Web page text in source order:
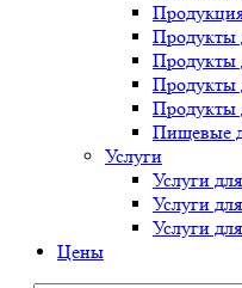
Продукты
Продукты
Продукты
Продукты
Пищевые
Услуги
Услуги
Услуги
Услуги
Цены